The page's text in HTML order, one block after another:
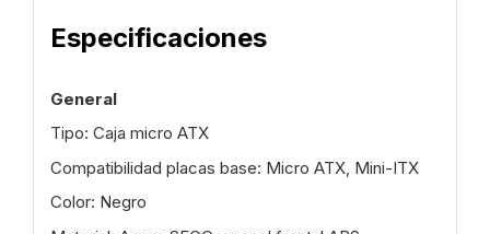
Especificaciones
General
Tipo: Caja micro ATX
Compatibilidad placas base: Micro ATX, Mini-ITX
Color: Negro